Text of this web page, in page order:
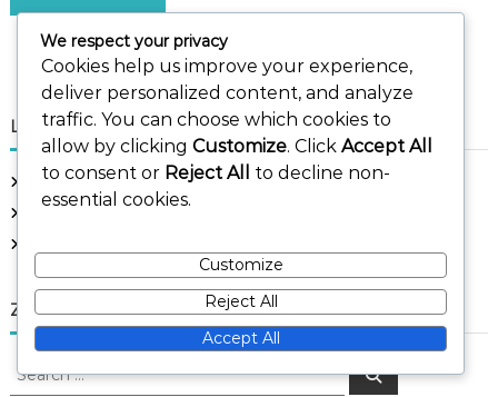
Links
Ons verhaal
Zoeken
S
We respect your privacy
Cookies help us improve your experience,
deliver personalized content, and analyze
traffic. You can choose which cookies to
allow by clicking Customize. Click Accept All
to consent or Reject All
to decline non-
essential cookies.
Customize
Reject All
Accept All